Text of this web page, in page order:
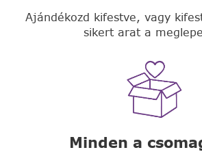
Ajándékozd kifestve, vagy
sikert arat a
Minden a